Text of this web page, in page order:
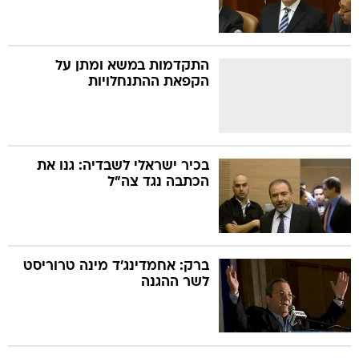
התקדמות במשא ומתן על
הקפאת ההתנחלויות
בכיר ישראלי לשבדיה: גנו את
הכתבה נגד צה"ל
ברק: אחמדינג'ד מינה טרוריסט
לשר ההגנה